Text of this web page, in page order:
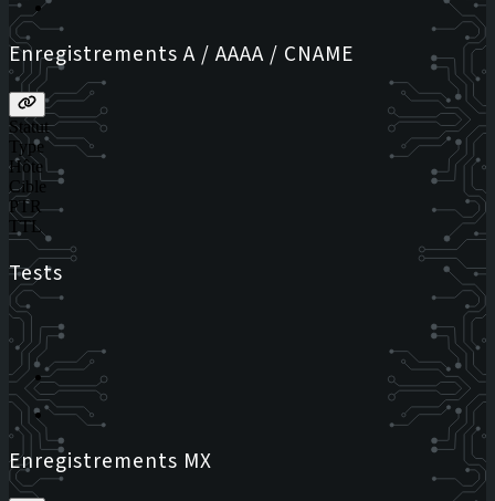
Enregistrements A / AAAA / CNAME
Statut
Type
Hôte
Cible
PTR
TTL
Tests
Enregistrements MX